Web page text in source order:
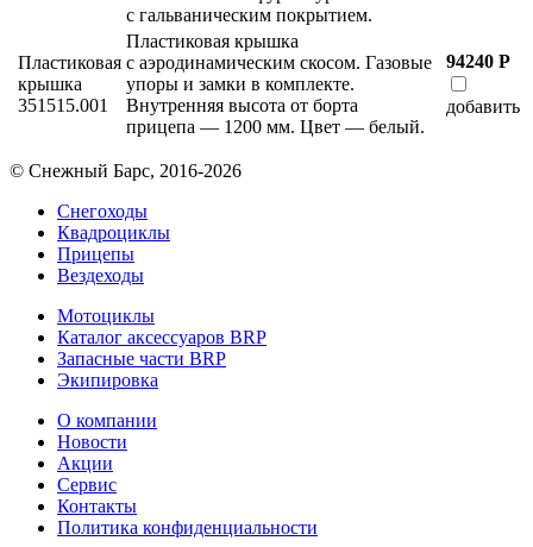
с гальваническим покрытием.
Пластиковая
крышка
351515.001
Пластиковая крышка
с аэродинамическим скосом. Газовые
упоры и замки в комплекте.
Внутренняя высота от борта
прицепа — 1200 мм. Цвет — белый.
94240 Р
добавить
© Снежный Барс, 2016-2026
Снегоходы
Квадроциклы
Прицепы
Вездеходы
Мотоциклы
Каталог аксессуаров BRP
Запасные части BRP
Экипировка
О компании
Новости
Акции
Сервис
Контакты
Политика конфиденциальности